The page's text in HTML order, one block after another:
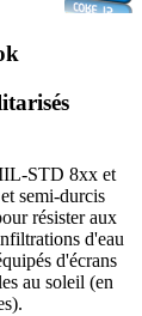
STD 8xx et
semi-durcis
résister aux
d'eau
d'écrans
au soleil (en